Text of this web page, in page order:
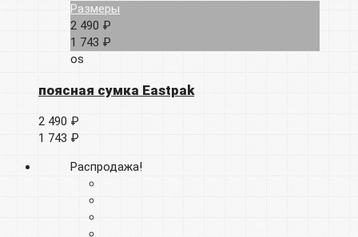
Размеры
2 490 ₽
1 743 ₽
os
поясная сумка Eastpak
2 490 ₽
1 743 ₽
Распродажа!